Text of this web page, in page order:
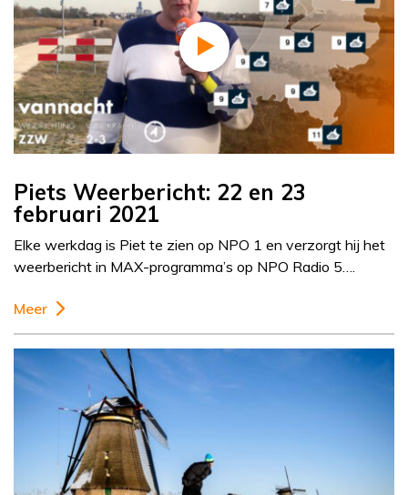
Piets Weerbericht: 22 en 23
februari 2021
Elke werkdag is Piet te zien op NPO 1 en verzorgt hij het
weerbericht in MAX-programma’s op NPO Radio 5….
Meer